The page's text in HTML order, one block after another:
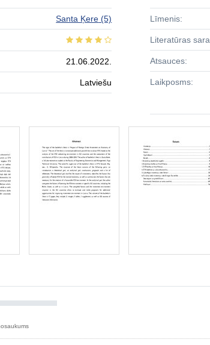
Santa Ķere (5)
21.06.2022.
Latviešu
Līmenis:
Literatūras
Atsauces:
Laikposms: